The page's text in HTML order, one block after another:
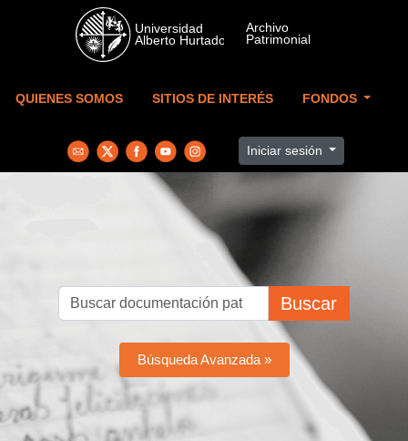
Skip to main content
QUIENES SOMOS SITIOS DE INTERÉS FONDOS
Iniciar sesión
Buscar
Búsqueda Avanzada »